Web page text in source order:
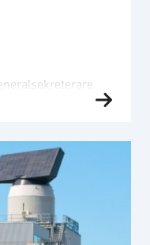
besitter. Läs
fokusområdet